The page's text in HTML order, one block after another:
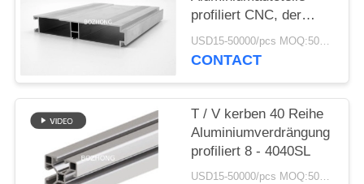
profiliert CNC, der
hohe Präzision
maschinell bearbeitet
USD15-50000/pcs MOQ:500kg
CONTACT
T / V kerben 40 Reihe
Aluminiumverdrängung
profiliert 8 - 4040SL
USD15-50000/pcs MOQ:500kg